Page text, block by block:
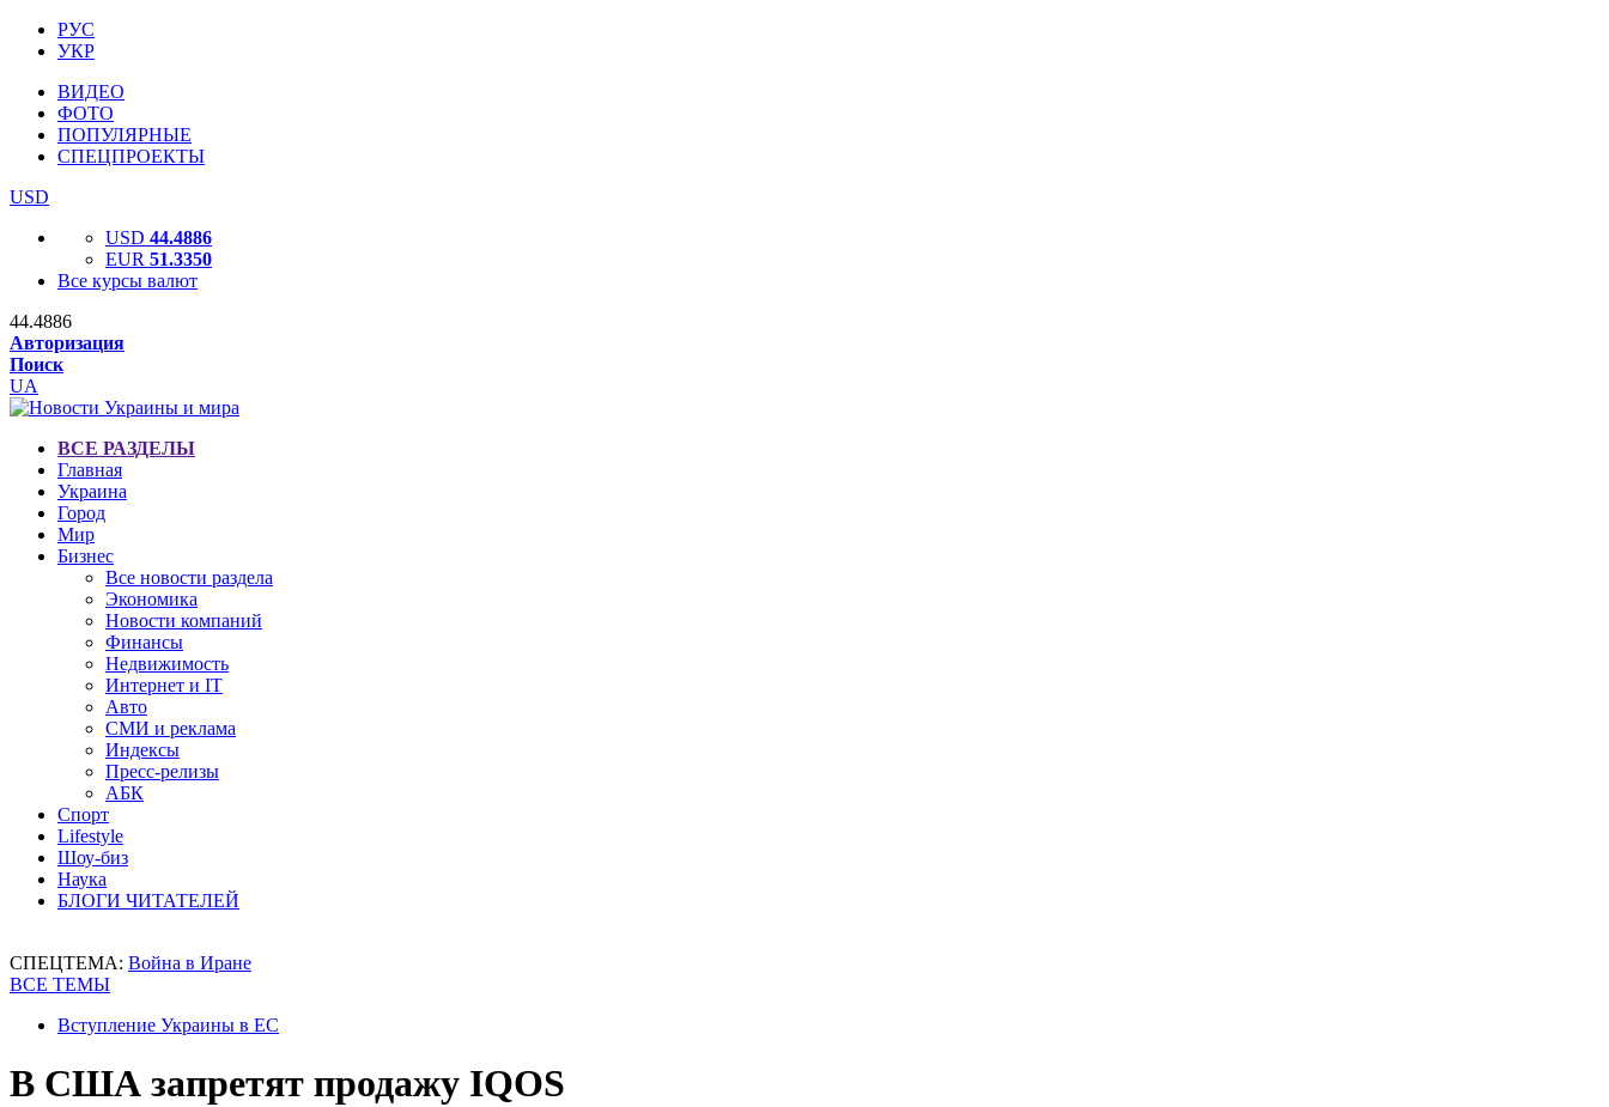
РУС
УКР
ВИДЕО
ФОТО
ПОПУЛЯРНЫЕ
СПЕЦПРОЕКТЫ
USD
USD 44.4886
EUR 51.3350
Все курсы валют
44.4886
Авторизация
Поиск
UA
ВСЕ РАЗДЕЛЫ
Главная
Украина
Город
Мир
Бизнес
Все новости раздела
Экономика
Новости компаний
Финансы
Недвижимость
Интернет и IT
Авто
СМИ и реклама
Индексы
Пресс-релизы
АБК
Спорт
Lifestyle
Шоу-биз
Наука
БЛОГИ ЧИТАТЕЛЕЙ
СПЕЦТЕМА: Война в Иране
ВСЕ ТЕМЫ
Вступление Украины в ЕС
В США запретят продажу IQOS